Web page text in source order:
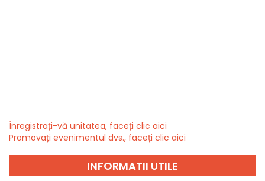
Înregistrați-vă unitatea, faceți clic aici
Promovați evenimentul dvs., faceți clic aici
INFORMATII UTILE